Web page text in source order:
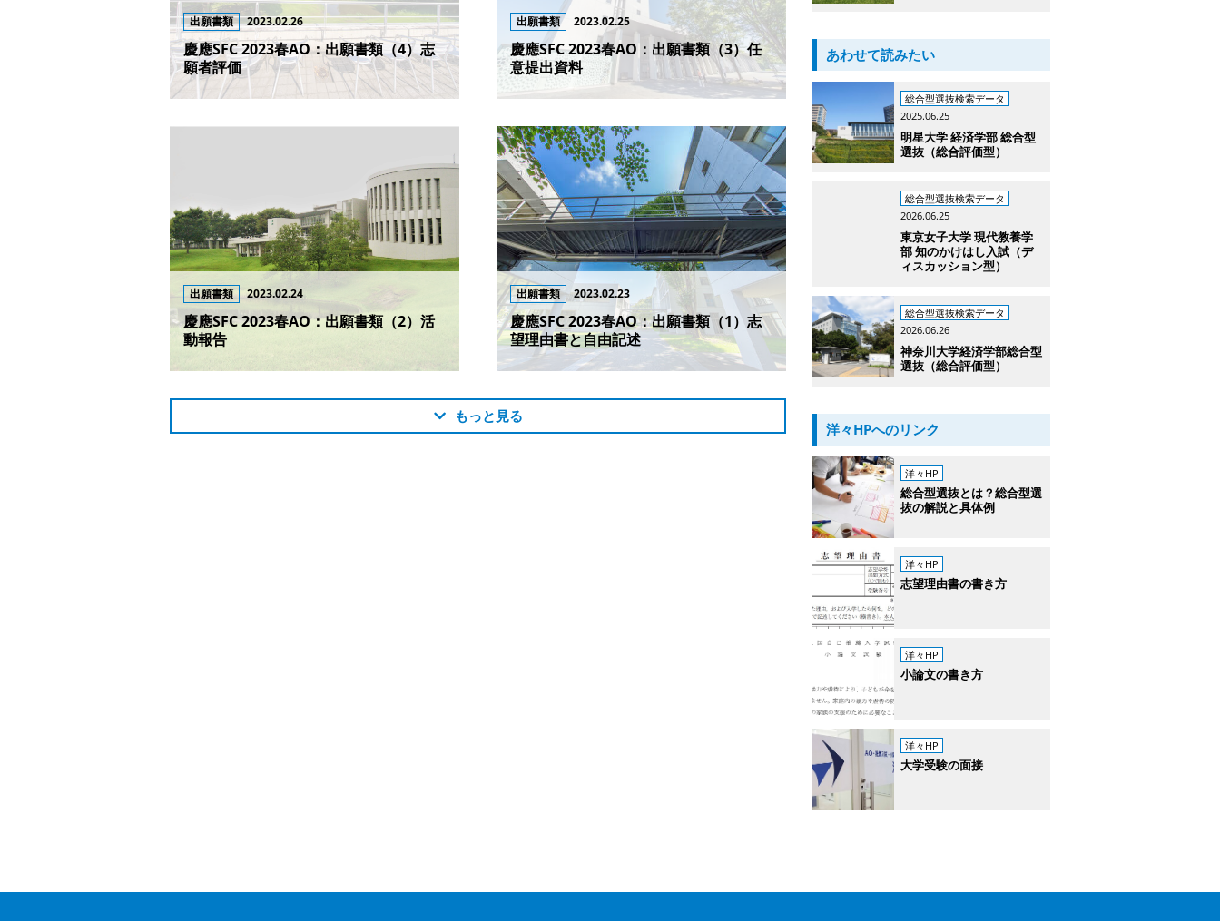
出願書類 2023.02.26
慶應SFC 2023春AO：出願書類（4）志
願者評価
出願書類 2023.02.25
慶應SFC 2023春AO：出願書類（3）任
意提出資料
出願書類 2023.02.24
慶應SFC 2023春AO：出願書類（2）活
動報告
出願書類 2023.02.23
慶應SFC 2023春AO：出願書類（1）志
望理由書と自由記述
もっと見る
あわせて読みたい
総合型選抜検索データ
2025.06.25
明星大学 経済学部 総合型
選抜（総合評価型）
総合型選抜検索データ
2026.06.25
東京女子大学 現代教養学
部 知のかけはし入試（デ
ィスカッション型）
総合型選抜検索データ
2026.06.26
神奈川大学経済学部総合型
選抜（総合評価型）
洋々HPへのリンク
洋々HP
総合型選抜とは？総合型選
抜の解説と具体例
洋々HP
志望理由書の書き方
洋々HP
小論文の書き方
洋々HP
大学受験の面接